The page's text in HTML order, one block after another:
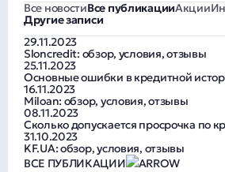
Все новостиВсе публикацииАкции
Другие записи
29.11.2023
Sloncredit: обзор, условия, отзывы
25.11.2023
Основные ошибки в кредитной
16.11.2023
Miloan: обзор, условия, отзывы
08.11.2023
Сколько допускается просрочка по
31.10.2023
KF.UA: обзор, условия, отзывы
ВСЕ ПУБЛИКАЦИИ